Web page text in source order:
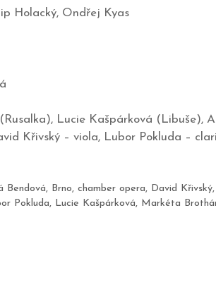
Holacký, Ondřej Kyas
Lucie Kašpárková (Libuše),
Křivský – viola, Lubor Pokluda –
Bendová, Brno, chamber opera, David Křivský,
Pokluda, Lucie Kašpárková, Markéta